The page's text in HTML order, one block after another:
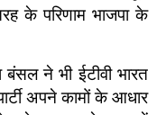
के परिणाम भाजपा के
ने भी ईटीवी भारत
अपने कामों के आधार